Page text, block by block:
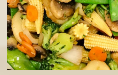
chayđể có được một cơ thể